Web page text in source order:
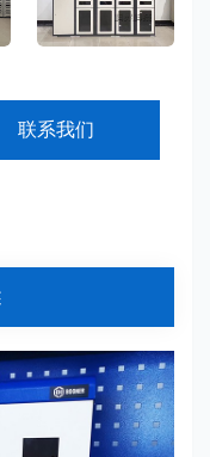
联系我们